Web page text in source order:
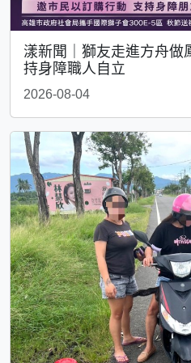
漾新聞｜獅友走進方舟
持身障職人自立
2026-08-04